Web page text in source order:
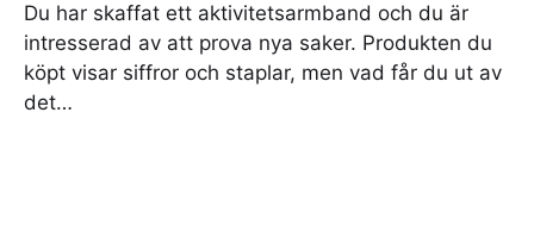
Du har skaffat ett aktivitetsarmband och du är
intresserad av att prova nya saker. Produkten du
köpt visar siffror och staplar, men vad får du ut av
det…